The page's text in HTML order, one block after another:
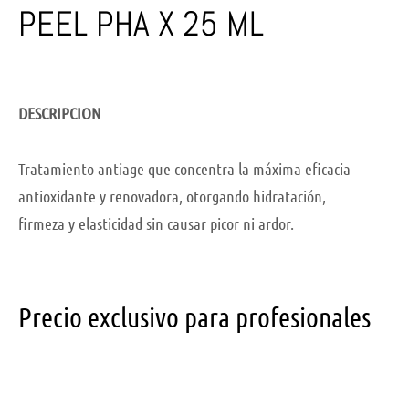
PEEL PHA X 25 ML
DESCRIPCION
Tratamiento antiage que concentra la máxima eficacia
antioxidante y renovadora, otorgando hidratación,
firmeza y elasticidad sin causar picor ni ardor.
Precio exclusivo para profesionales